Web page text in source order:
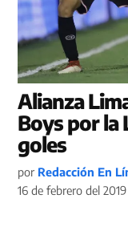
Alianza
Boys por la
goles
por Redacción En
16 de febrero del